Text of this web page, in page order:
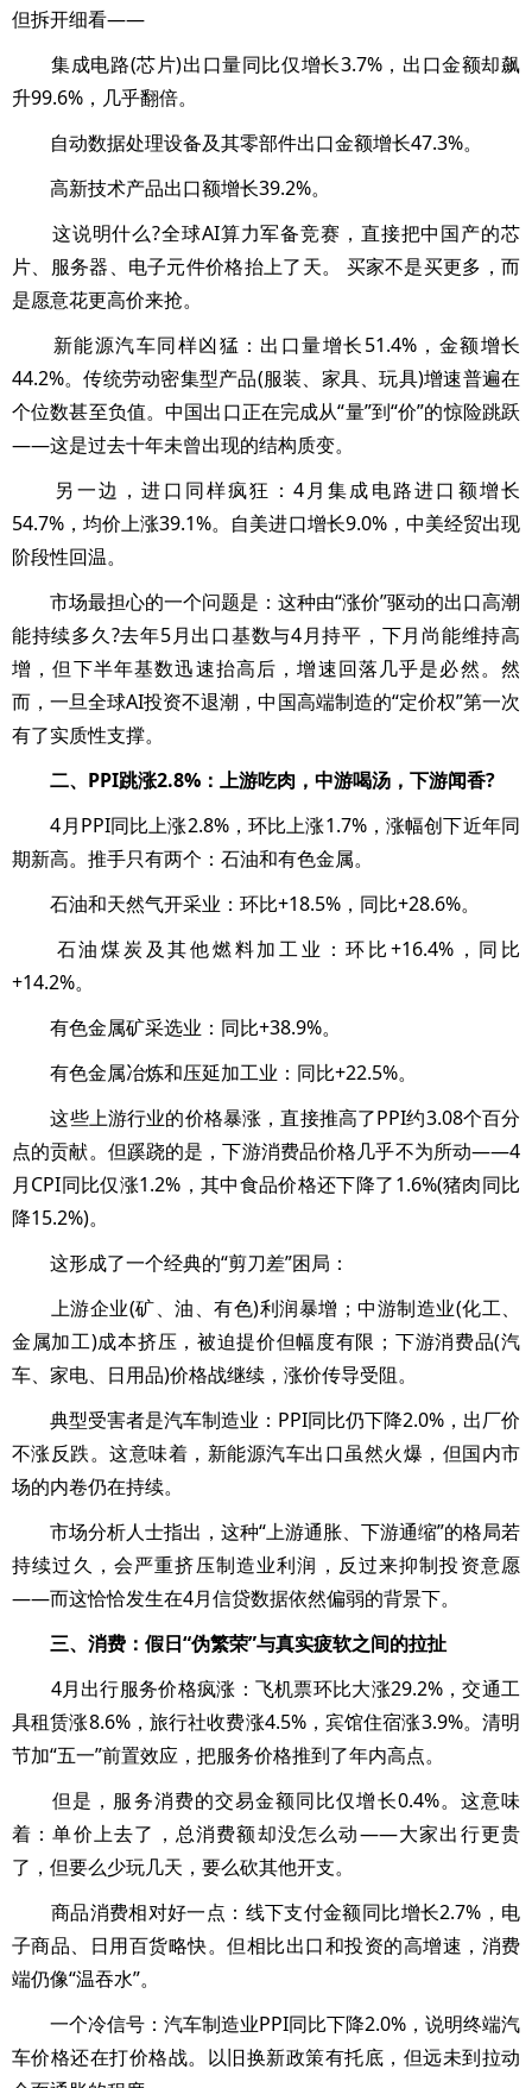
但拆开细看——
集成电路(芯片)出口量同比仅增长3.7%，出口金额却飙
升99.6%，几乎翻倍。
自动数据处理设备及其零部件出口金额增长47.3%。
高新技术产品出口额增长39.2%。
这说明什么?全球AI算力军备竞赛，直接把中国产的芯
片、服务器、电子元件价格抬上了天。 买家不是买更多，而
是愿意花更高价来抢。
新能源汽车同样凶猛：出口量增长51.4%，金额增长
44.2%。传统劳动密集型产品(服装、家具、玩具)增速普遍在
个位数甚至负值。中国出口正在完成从“量”到“价”的惊险跳跃
——这是过去十年未曾出现的结构质变。
另一边，进口同样疯狂：4月集成电路进口额增长
54.7%，均价上涨39.1%。自美进口增长9.0%，中美经贸出现
阶段性回温。
市场最担心的一个问题是：这种由“涨价”驱动的出口高潮
能持续多久?去年5月出口基数与4月持平，下月尚能维持高
增，但下半年基数迅速抬高后，增速回落几乎是必然。然
而，一旦全球AI投资不退潮，中国高端制造的“定价权”第一次
有了实质性支撑。
二、PPI跳涨2.8%：上游吃肉，中游喝汤，下游闻香?
4月PPI同比上涨2.8%，环比上涨1.7%，涨幅创下近年同
期新高。推手只有两个：石油和有色金属。
石油和天然气开采业：环比+18.5%，同比+28.6%。
石油煤炭及其他燃料加工业：环比+16.4%，同比
+14.2%。
有色金属矿采选业：同比+38.9%。
有色金属冶炼和压延加工业：同比+22.5%。
这些上游行业的价格暴涨，直接推高了PPI约3.08个百分
点的贡献。但蹊跷的是，下游消费品价格几乎不为所动——4
月CPI同比仅涨1.2%，其中食品价格还下降了1.6%(猪肉同比
降15.2%)。
这形成了一个经典的“剪刀差”困局：
上游企业(矿、油、有色)利润暴增；中游制造业(化工、
金属加工)成本挤压，被迫提价但幅度有限；下游消费品(汽
车、家电、日用品)价格战继续，涨价传导受阻。
典型受害者是汽车制造业：PPI同比仍下降2.0%，出厂价
不涨反跌。这意味着，新能源汽车出口虽然火爆，但国内市
场的内卷仍在持续。
市场分析人士指出，这种“上游通胀、下游通缩”的格局若
持续过久，会严重挤压制造业利润，反过来抑制投资意愿
——而这恰恰发生在4月信贷数据依然偏弱的背景下。
三、消费：假日“伪繁荣”与真实疲软之间的拉扯
4月出行服务价格疯涨：飞机票环比大涨29.2%，交通工
具租赁涨8.6%，旅行社收费涨4.5%，宾馆住宿涨3.9%。清明
节加“五一”前置效应，把服务价格推到了年内高点。
但是，服务消费的交易金额同比仅增长0.4%。这意味
着：单价上去了，总消费额却没怎么动——大家出行更贵
了，但要么少玩几天，要么砍其他开支。
商品消费相对好一点：线下支付金额同比增长2.7%，电
子商品、日用百货略快。但相比出口和投资的高增速，消费
端仍像“温吞水”。
一个冷信号：汽车制造业PPI同比下降2.0%，说明终端汽
车价格还在打价格战。以旧换新政策有托底，但远未到拉动